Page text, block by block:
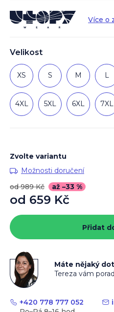
Velikost
XS S M L
4XL 5XL 6XL 7XL
Více o
Zvolte variantu
Možnosti doručení
od 989 Kč
až –33 %
od 659 Kč
cena:
Přidat
Máte nějaký
Tereza vám
+420 778 777 052